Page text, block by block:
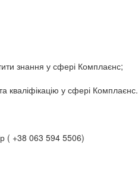
знання у сфері Комплаєнс;
кваліфікацію у сфері Комплаєнс.
( +38 063 594 5506)